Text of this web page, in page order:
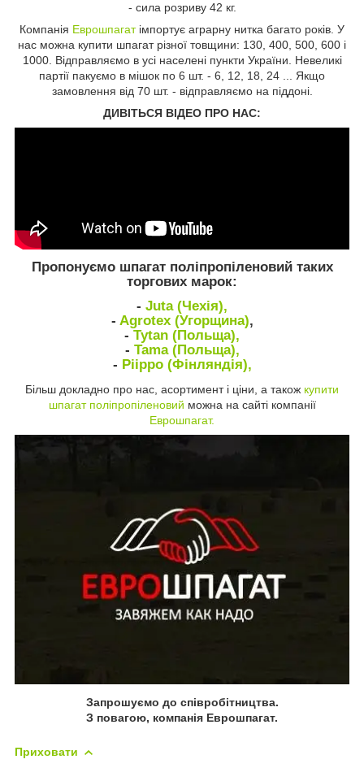
- сила розриву 42 кг.
Компанія Еврошпагатімпортує аграрну нитка багато років. У
нас можна купити шпагат різної товщини: 130, 400, 500, 600 і
1000. Відправляємо в усі населені пункти України. Невеликі
партії пакуємо в мішок по 6 шт. - 6, 12, 18, 24 ... Якщо
замовлення від 70 шт. - відправляємо на піддоні.
ДИВІТЬСЯ ВІДЕО ПРО НАС:
Пропонуємо шпагат поліпропіленовий таких
торгових марок:
- Juta (Чехія),
- Agrotex (Угорщина),
- Tytan (Польща),
- Tama (Польща),
- Piippo (Фінляндія),
Більш докладно про нас, асортимент і ціни, а також купити
шпагат поліпропіленовий можна на сайті компанії
Еврошпагат.
Запрошуємо до співробітництва.
З повагою, компанія Еврошпагат.
Приховати